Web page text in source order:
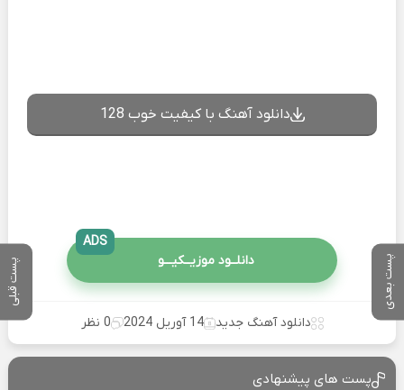
پست بعدی پست قبلی
دانلود آهنگ با کیفیت خوب 128
دانلــود موزیــکیـــو
ADS
دانلود آهنگ جدید 14 آوریل 2024 0 نظر
پست های پیشنهادی